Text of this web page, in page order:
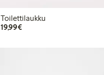
Toilettilaukku
19,99€19,99 €